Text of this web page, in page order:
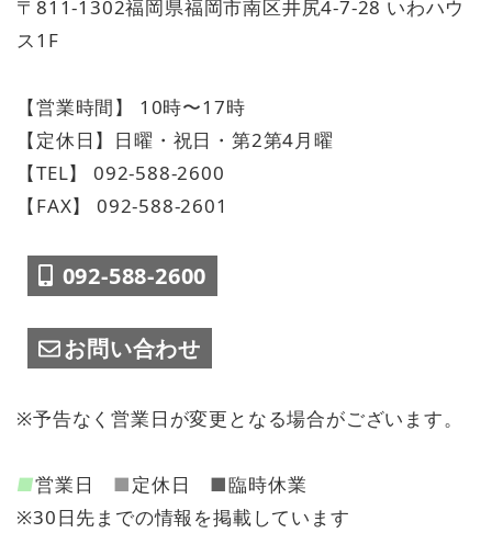
〒811-1302福岡県福岡市南区井尻4-7-28 いわハウ
ス1F
【営業時間】 10時〜17時
【定休日】日曜・祝日・第2第4月曜
【TEL】 092-588-2600
【FAX】 092-588-2601
092-588-2600
お問い合わせ
※予告なく営業日が変更となる場合がございます。
■営業日 ■定休日 ■臨時休業
※30日先までの情報を掲載しています